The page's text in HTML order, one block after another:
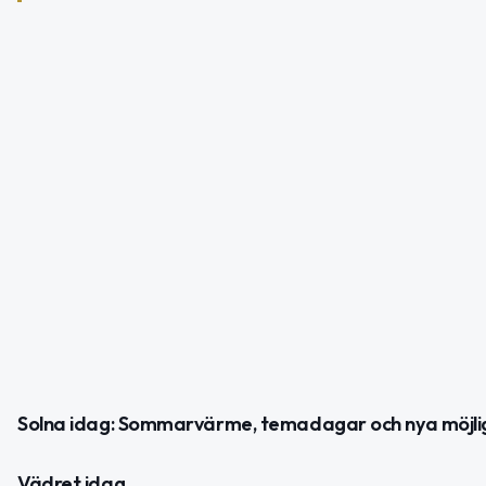
Solna idag: Sommarvärme, temadagar och nya